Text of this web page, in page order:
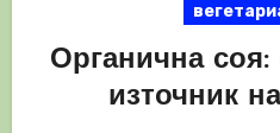
Органична
източник